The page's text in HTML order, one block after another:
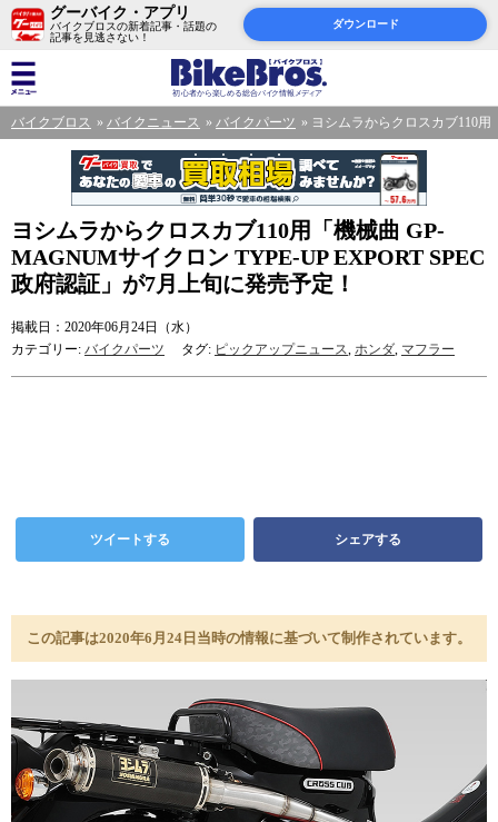
グーバイク・アプリ
バイクブロスの新着記事・話題の
記事を見逃さない！
ダウンロード
バイクブロス バイクニュース バイクパーツ ヨシムラからクロスカブ110
ヨシムラからクロスカブ110用「機械曲 GP-
MAGNUMサイクロン TYPE-UP EXPORT SPEC
政府認証」が7月上旬に発売予定！
掲載日：2020年06月24日（水）
カテゴリー: バイクパーツ タグ: ピックアップニュース, ホンダ, マフラー
ツイートする シェアする
この記事は2020年6月24日当時の情報に基づいて制作されています。